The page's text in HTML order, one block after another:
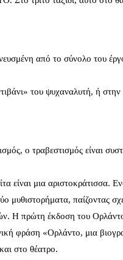
από το σύνολο του
του ψυχαναλυτή, ή
ο τραβεστισμός είναι
μια αριστοκράτισσα.
μυθιστορήματα, παίζοντας
Η πρώτη έκδοση του
φράση «Ορλάντο, μια
στο θέατρο.